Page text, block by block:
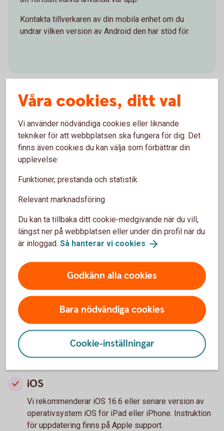
Kontakta tillverkaren av din mobila enhet om du
undrar vilken version av Android den har stöd för.
iOS
Från och med 30 mars 2026 kan du inte längre
använda appen med iOS 15, du måste minst ha
uppgraderat till iOS 16.6. Vissa äldre mobila enheter
saknar stöd för iOS 16 och du behöver då skaffa en
Kontakta Apple om du undrar vilken version av iOS
Identifiera iPhone-modell(apple.com)
Identifiera iPad-modell(apple.com)
Instruktioner för uppdatering av
iOS och Android
iOS
Vi rekommenderar iOS 16.6 eller senare version av
operativsystem iOS för iPad eller iPhone. Instruktion
för uppdatering finns på Apple support.
Våra cookies, ditt val
Vi använder nödvändiga cookies eller liknande
tekniker för att webbplatsen ska fungera för dig. Det
finns även cookies du kan välja som förbättrar din
upplevelse:
Funktioner, prestanda och statistik
Relevant marknadsföring
Du kan ta tillbaka ditt cookie-medgivande när du vill,
längst ner på webbplatsen eller under din profil när du
är inloggad. Så hanterar vi cookies
Godkänn alla cookies
Bara nödvändiga cookies
Cookie-inställningar